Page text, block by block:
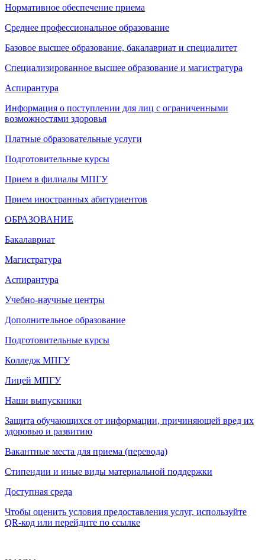
Нормативное обеспечение приема
Среднее профессиональное образование
Базовое высшее образование, бакалавриат и специалитет
Специализированное высшее образование и магистратура
Аспирантура
Информация о поступлении для лиц с ограниченными
возможностями здоровья
Платные образовательные услуги
Подготовительные курсы
Прием в филиалы МПГУ
Прием иностранных абитуриентов
ОБРАЗОВАНИЕ
Бакалавриат
Магистратура
Аспирантура
Учебно-научные центры
Дополнительное образование
Подготовительные курсы
Колледж МПГУ
Лицей МПГУ
Наши выпускники
Защита обучающихся от информации, причиняющей вред их
здоровью и развитию
Вакантные места для приема (перевода)
Стипендии и иные виды материальной поддержки
Доступная среда
Чтобы оценить условия предоставления услуг, используйте
QR-код или перейдите по ссылке